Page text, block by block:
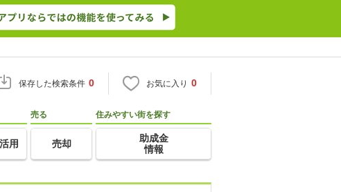
保存した検索条件 0 お気に入り 0
用
売る
売却
住みやすい街を探す
助成金
情報